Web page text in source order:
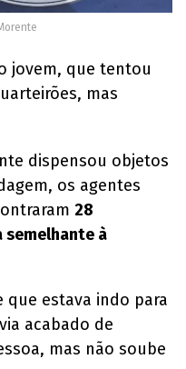
jovem, que tentou
mas
dispensou objetos
os agentes
28
à
que estava indo para
acabado de
mas não soube